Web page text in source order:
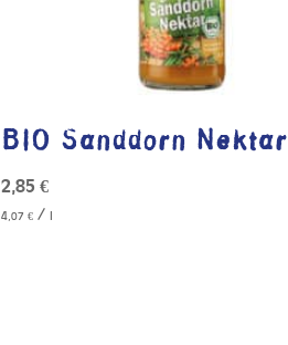
BIO Sanddorn Nektar
2,85 €
4,07 €/